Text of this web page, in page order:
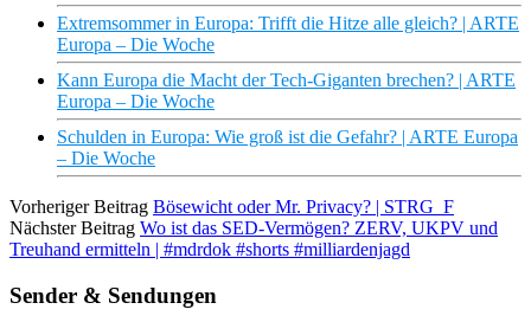
Extremsommer in Europa: Trifft die Hitze alle gleich? | ARTE
Europa – Die Woche
Kann Europa die Macht der Tech-Giganten brechen? | ARTE
Europa – Die Woche
Schulden in Europa: Wie groß ist die Gefahr? | ARTE Europa
– Die Woche
Vorheriger Beitrag Bösewicht oder Mr. Privacy? | STRG_F
Nächster Beitrag Wo ist das SED-Vermögen? ZERV, UKPV und
Treuhand ermitteln | #mdrdok #shorts #milliardenjagd
Sender & Sendungen